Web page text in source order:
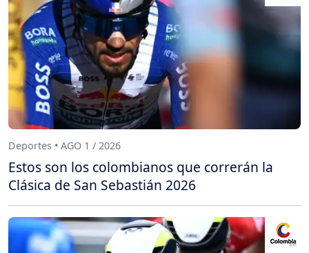
Deportes • AGO 1 / 2026
Estos son los colombianos que correrán la
Clásica de San Sebastián 2026